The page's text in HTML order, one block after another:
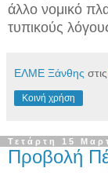
άλλο νομικό
τυπικούς
ΕΛΜΕ Ξάνθης στις
Κοινή χρήση
Τετάρτη 15
Προβολή